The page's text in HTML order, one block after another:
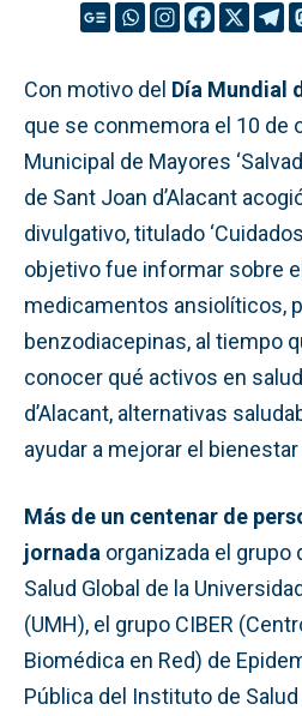
Con motivo del Día Mundial
que se conmemora el 10 de
Municipal de Mayores
de Sant Joan d’Alacant
divulgativo, titulado
objetivo fue informar sobre
medicamentos ansiolíticos,
benzodiacepinas, al tiempo
conocer qué activos en
d’Alacant, alternativas
ayudar a mejorar el
Más de un centenar de
jornada organizada el grupo
Salud Global de la
(UMH), el grupo CIBER
Biomédica en Red) de
Pública del Instituto de